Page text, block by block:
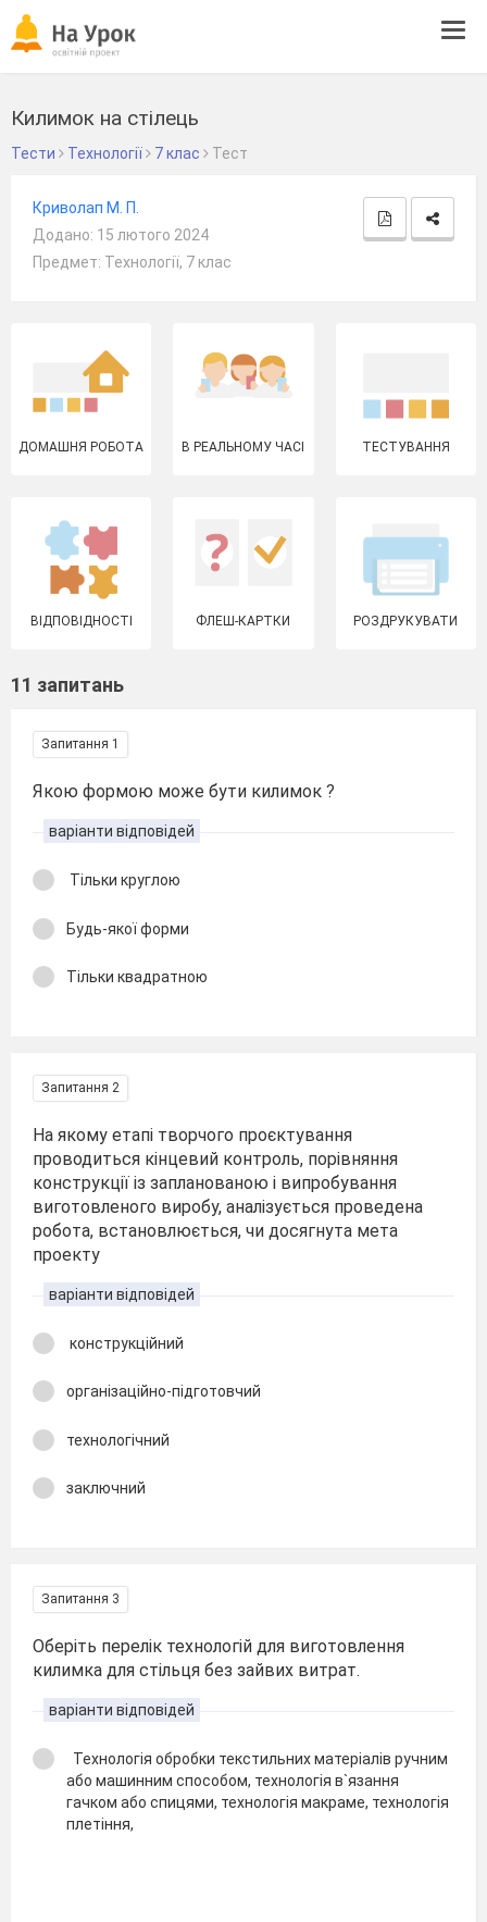
Килимок на стілець
Тести Технології 7 клас Тест
Криволап М. П.
Додано: 15 лютого 2024
Предмет: Технології, 7 клас
ДОМАШНЯ РОБОТА В РЕАЛЬНОМУ ЧАСІ ТЕСТУВАННЯ
ВІДПОВІДНОСТІ ФЛЕШ-КАРТКИ РОЗДРУКУВАТИ
11 запитань
Запитання 1
Якою формою може бути килимок ?
варіанти відповідей
Тільки круглою
Будь-якої форми
Тільки квадратною
Запитання 2
На якому етапі творчого проєктування
проводиться кінцевий контроль, порів­няння
конструк­ції із запланованою і випробування
виготовленого виробу, аналізується проведена
робота, встановлюється, чи досягнута мета
проекту
варіанти відповідей
конструкційний
організаційно-підготовчий
технологічний
заключний
Запитання 3
Оберіть перелік технологій для виготовлення
килимка для стільця без зайвих витрат.
варіанти відповідей
Технологія обробки текстильних матеріалів ручним
або машинним способом, технологія в`язання
гачком або спицями, технологія макраме, технологія
плетіння,